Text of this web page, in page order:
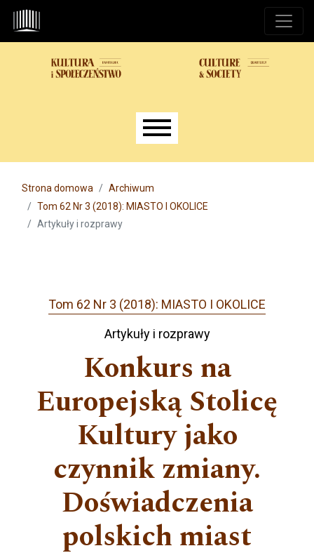
Przejdź do głównego menu
Przejdź do sekcji głównej
Przejdź do stopki
Main menu
Strona domowa
Archiwum
Tom 62 Nr 3 (2018): MIASTO I OKOLICE
Artykuły i rozprawy
Tom 62 Nr 3 (2018): MIASTO I OKOLICE
Artykuły i rozprawy
Konkurs na
Europejską Stolicę
Kultury jako
czynnik zmiany.
Doświadczenia
polskich miast